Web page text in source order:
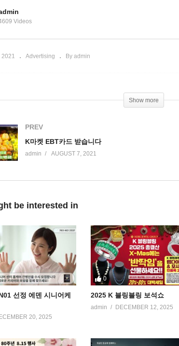
Videos
2021 Advertising By admin
Show more
PREV
K마켓 EBT카드 받습니다
admin AUGUST 7, 2021
be interested in
선정 에덴 시니어케
20, 2025
0
2025 K 블링블링 보석쇼
admin DECEMBER 12, 2025